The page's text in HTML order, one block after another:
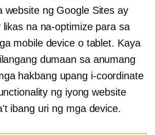
website ng Google Sites ay
na na-optimize para sa
mobile device o tablet. Kaya
dumaan sa anumang
hakbang upang i-coordinate
ng iyong website
ibang uri ng mga device.